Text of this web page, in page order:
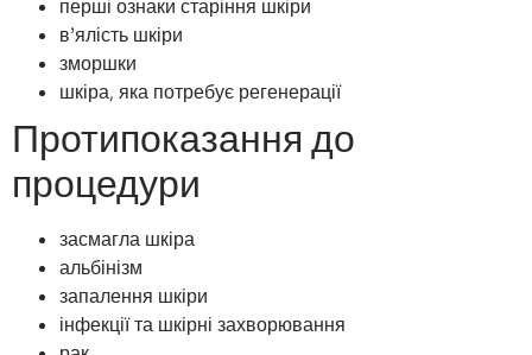
перші ознаки старіння шкіри
в’ялість шкіри
зморшки
шкіра, яка потребує регенерації
Протипоказання до
процедури
засмагла шкіра
альбінізм
запалення шкіри
інфекції та шкірні захворювання